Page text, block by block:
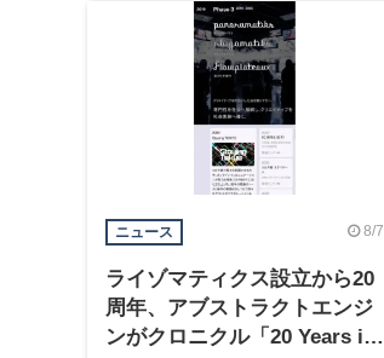
ニュース 8/7
ライゾマティクス設立から20
周年、アブストラクトエンジ
ンがクロニクル「20 Years in